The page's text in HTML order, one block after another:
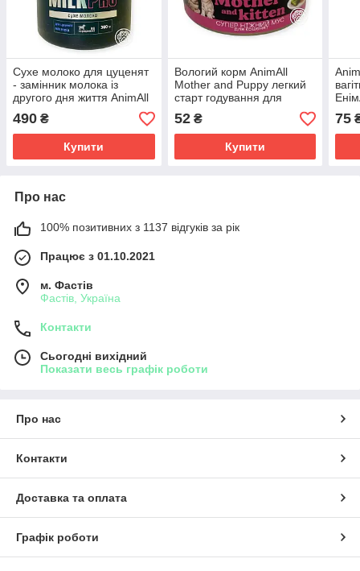
Сухе молоко для цуценят
- замінник молока із
другого дня життя AnimAll
VetLine Pro 300 г
490 ₴
Купити
Вологий корм AnimAll
Mother and Puppy легкий
старт годування для
кошенят 85 г
52₴
Купити
75
Про нас
100% позитивних з 1137 відгуків за рік
Працює з 01.10.2021
м. Фастів
Фастів, Україна
Контакти
Сьогодні вихідний
Показати весь графік роботи
Про нас
Контакти
Доставка та оплата
Графік роботи